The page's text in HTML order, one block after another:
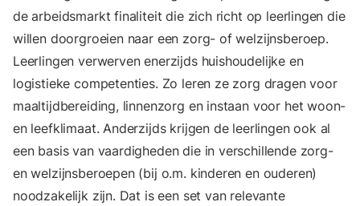
de arbeidsmarkt finaliteit die zich richt op leerlingen die
willen doorgroeien naar een zorg- of welzijnsberoep.
Leerlingen verwerven enerzijds huishoudelijke en
logistieke competenties. Zo leren ze zorg dragen voor
maaltijdbereiding, linnenzorg en instaan voor het woon-
en leefklimaat. Anderzijds krijgen de leerlingen ook al
een basis van vaardigheden die in verschillende zorg-
en welzijnsberoepen (bij o.m. kinderen en ouderen)
noodzakelijk zijn. Dat is een set van relevante